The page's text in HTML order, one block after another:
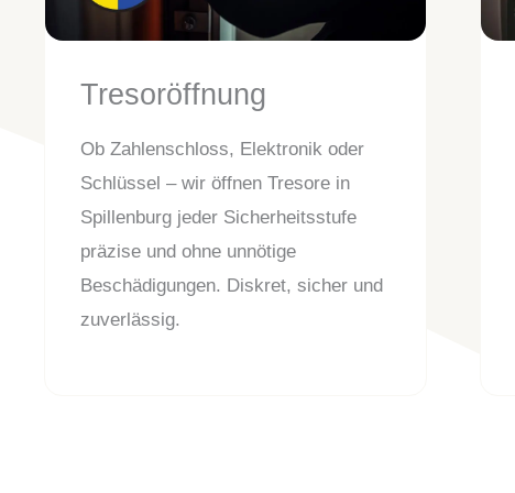
Tresoröffnung
Ob Zahlenschloss, Elektronik oder
Schlüssel – wir öffnen Tresore in
Spillenburg jeder Sicherheitsstufe
präzise und ohne unnötige
Beschädigungen. Diskret, sicher und
zuverlässig.